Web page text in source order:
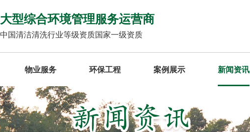
大型综合环境管理服务运营商
中国清洁清洗行业等级资质国家一级资质
物业服务 环保工程 案例展示 新闻资讯